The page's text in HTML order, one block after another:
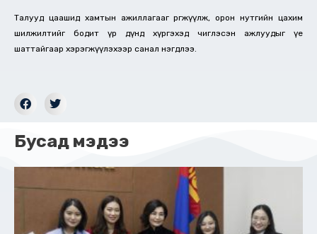
Талууд цаашид хамтын ажиллагааг өргөжүүлж, орон нутгийн цахим
шилжилтийг бодит үр дүнд хүргэхэд чиглэсэн ажлуудыг үе
шаттайгаар хэрэгжүүлэхээр санал нэгдлээ.
Бусад мэдээ